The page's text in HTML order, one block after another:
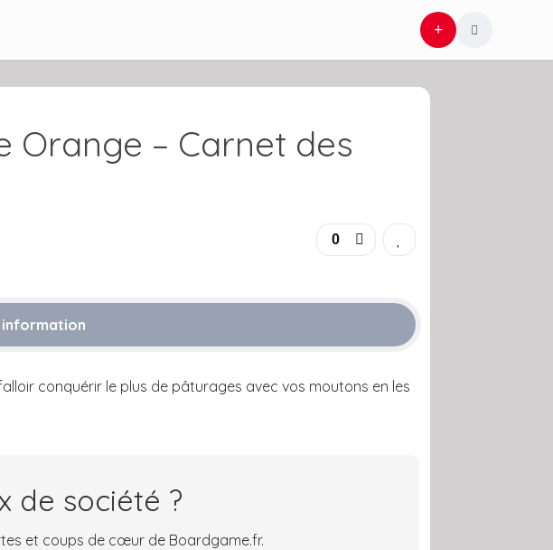
Orange – Carnet des
0
conquérir le plus de pâturages avec vos moutons en les
de société ?
et coups de cœur de Boardgame.fr.